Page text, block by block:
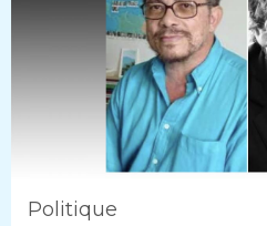
Politique